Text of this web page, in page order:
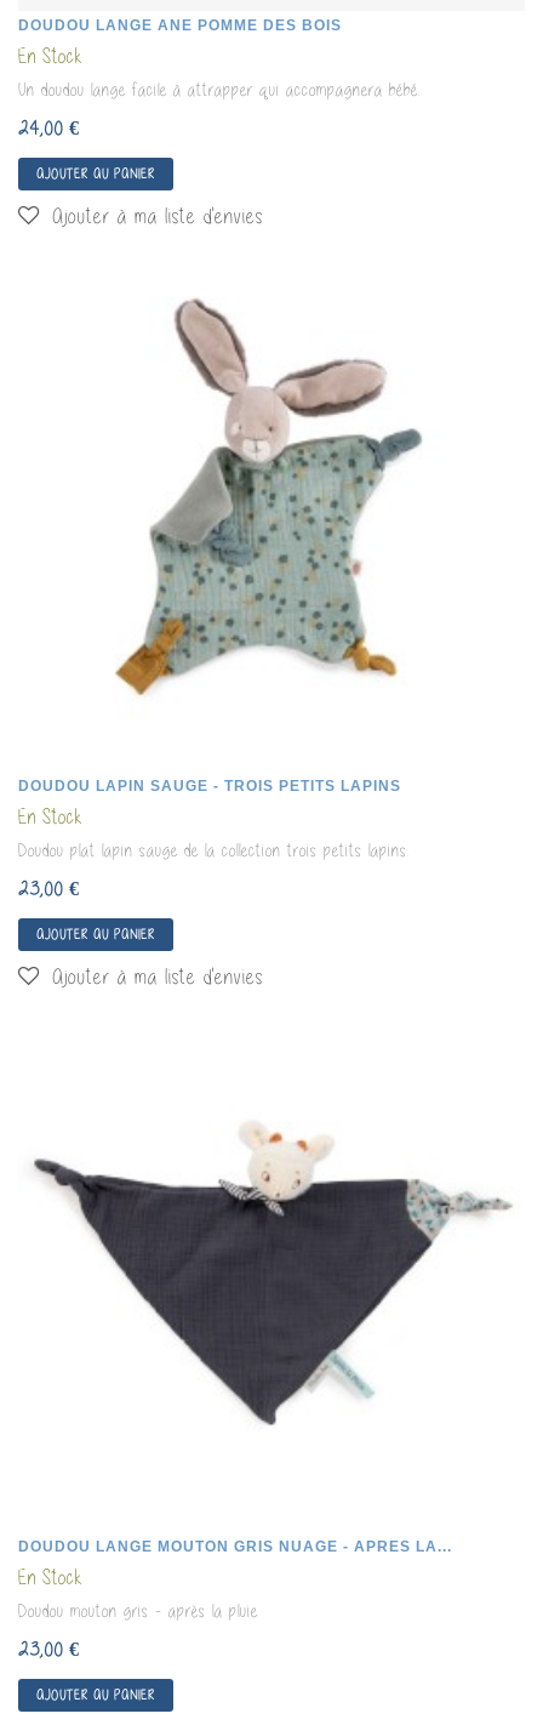
DOUDOU LANGE ANE POMME DES BOIS
En Stock
Un doudou lange facile à attrapper qui accompagnera bébé.
24,00 €
AJOUTER AU PANIER
Ajouter à ma liste d'envies
DOUDOU LAPIN SAUGE - TROIS PETITS LAPINS
En Stock
Doudou plat lapin sauge de la collection trois petits lapins.
23,00 €
AJOUTER AU PANIER
Ajouter à ma liste d'envies
DOUDOU LANGE MOUTON GRIS NUAGE - APRES LA...
En Stock
Doudou mouton gris - après la pluie
23,00 €
AJOUTER AU PANIER